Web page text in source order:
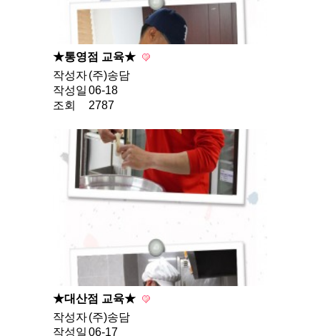
★통영점 교육★
작성자(주)송담
작성일 06-18
조회
2787
★대산점 교육★
작성자(주)송담
작성일 06-17